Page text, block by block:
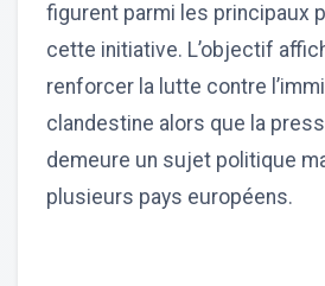
figurent parmi les principaux
cette initiative. L’objectif
renforcer la lutte contre
clandestine alors que la
demeure un sujet politique
plusieurs pays européens.